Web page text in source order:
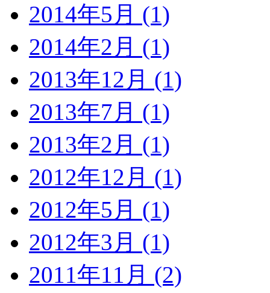
2014年5月 (1)
2014年2月 (1)
2013年12月 (1)
2013年7月 (1)
2013年2月 (1)
2012年12月 (1)
2012年5月 (1)
2012年3月 (1)
2011年11月 (2)